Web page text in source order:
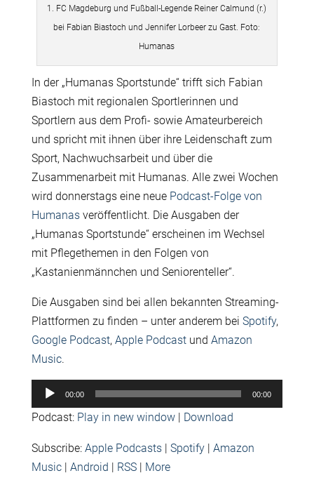
1. FC Magdeburg und Fußball-Legende Reiner Calmund (r.)
bei Fabian Biastoch und Jennifer Lorbeer zu Gast. Foto:
Humanas
In der „Humanas Sportstunde“ trifft sich Fabian
Biastoch mit regionalen Sportlerinnen und
Sportlern aus dem Profi- sowie Amateurbereich
und spricht mit ihnen über ihre Leidenschaft zum
Sport, Nachwuchsarbeit und über die
Zusammenarbeit mit Humanas. Alle zwei Wochen
wird donnerstags eine neue Podcast-Folge von
Humanasveröffentlicht. Die Ausgaben der
„Humanas Sportstunde“ erscheinen im Wechsel
mit Pflegethemen in den Folgen von
„Kastanienmännchen und Seniorenteller“.
Die Ausgaben sind bei allen bekannten Streaming-
Plattformen zu finden – unter anderem bei Spotify,
Google Podcast, Apple Podcastund Amazon
Music.
Audio-
Player
00:00 00:00
Podcast: Play in new window| Download
Subscribe: Apple Podcasts| Spotify| Amazon
Music| Android | RSS| More